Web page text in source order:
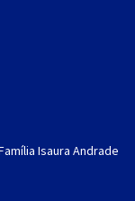
Isaura Andrade